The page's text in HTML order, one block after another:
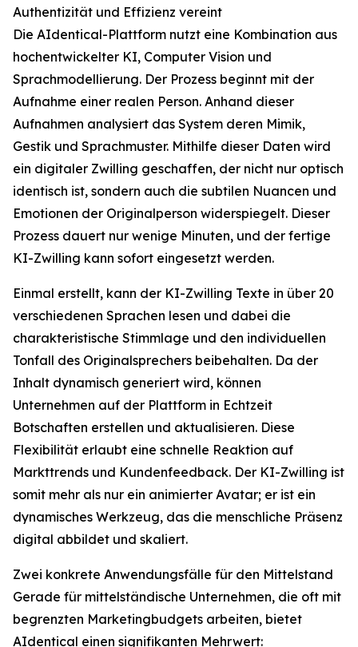
Authentizität und Effizienz vereint
Die AIdentical-Plattform nutzt eine Kombination aus
hochentwickelter KI, Computer Vision und
Sprachmodellierung. Der Prozess beginnt mit der
Aufnahme einer realen Person. Anhand dieser
Aufnahmen analysiert das System deren Mimik,
Gestik und Sprachmuster. Mithilfe dieser Daten wird
ein digitaler Zwilling geschaffen, der nicht nur optisch
identisch ist, sondern auch die subtilen Nuancen und
Emotionen der Originalperson widerspiegelt. Dieser
Prozess dauert nur wenige Minuten, und der fertige
KI-Zwilling kann sofort eingesetzt werden.
Einmal erstellt, kann der KI-Zwilling Texte in über 20
verschiedenen Sprachen lesen und dabei die
charakteristische Stimmlage und den individuellen
Tonfall des Originalsprechers beibehalten. Da der
Inhalt dynamisch generiert wird, können
Unternehmen auf der Plattform in Echtzeit
Botschaften erstellen und aktualisieren. Diese
Flexibilität erlaubt eine schnelle Reaktion auf
Markttrends und Kundenfeedback. Der KI-Zwilling ist
somit mehr als nur ein animierter Avatar; er ist ein
dynamisches Werkzeug, das die menschliche Präsenz
digital abbildet und skaliert.
Zwei konkrete Anwendungsfälle für den Mittelstand
Gerade für mittelständische Unternehmen, die oft mit
begrenzten Marketingbudgets arbeiten, bietet
AIdentical einen signifikanten Mehrwert: